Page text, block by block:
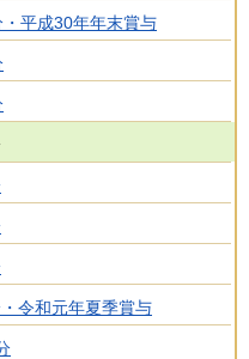
平成30年年末賞与
令和元年夏季賞与